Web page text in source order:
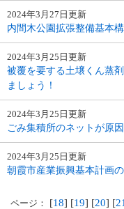
2024年3月27日更新
内間木公園拡張整備基本
2024年3月25日更新
被覆を要する土壌くん蒸
ましょう！
2024年3月25日更新
ごみ集積所のネットが原
2024年3月25日更新
朝霞市産業振興基本計画
ページ： [18] [19] [20] [21